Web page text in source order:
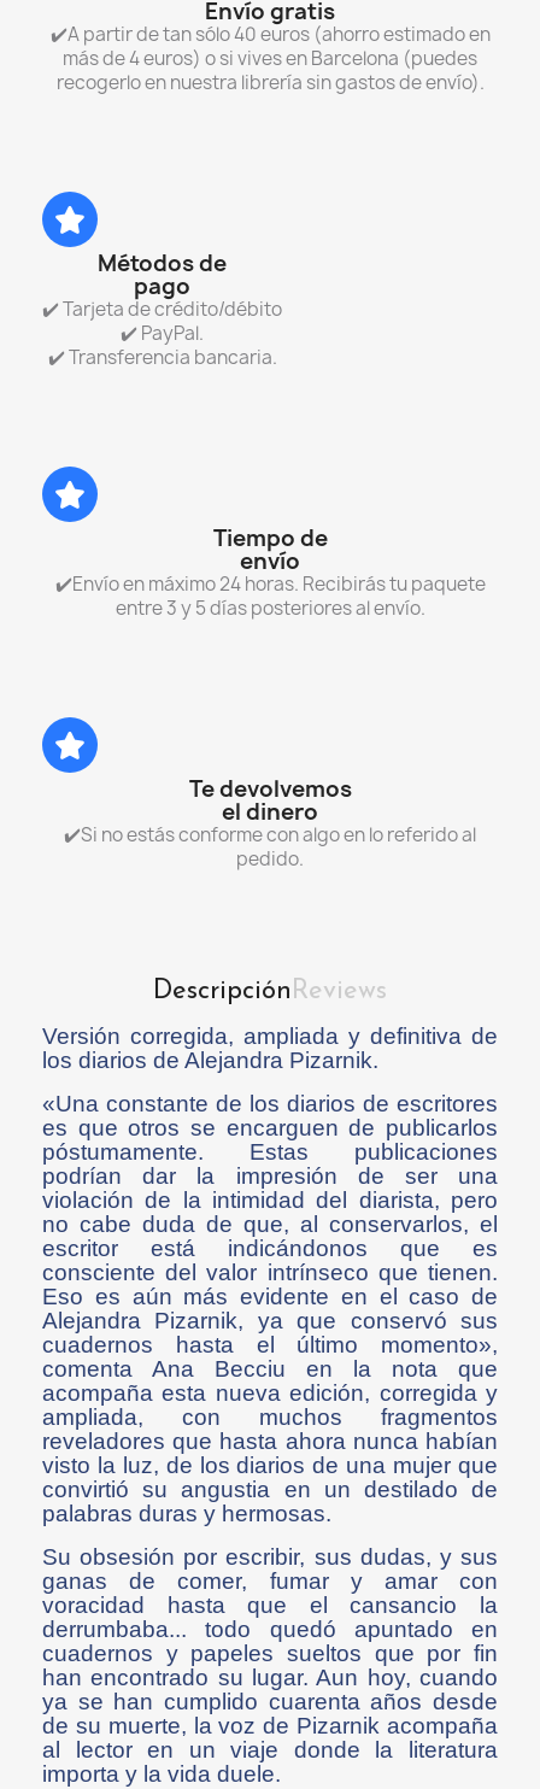
Envío gratis
✔️A partir de tan sólo 40 euros (ahorro estimado en
más de 4 euros) o si vives en Barcelona (puedes
recogerlo en nuestra librería sin gastos de envío).
Métodos de
pago
✔️ Tarjeta de crédito/débito
✔️ PayPal.
✔️ Transferencia bancaria.
Tiempo de
envío
✔️Envío en máximo 24 horas. Recibirás tu paquete
entre 3 y 5 días posteriores al envío.
Te devolvemos
el dinero
✔️Si no estás conforme con algo en lo referido al
pedido.
DescripciónReviews
Versión corregida, ampliada y definitiva de
los diarios de Alejandra Pizarnik.
«Una constante de los diarios de escritores
es que otros se encarguen de publicarlos
póstumamente. Estas publicaciones
podrían dar la impresión de ser una
violación de la intimidad del diarista, pero
no cabe duda de que, al conservarlos, el
escritor está indicándonos que es
consciente del valor intrínseco que tienen.
Eso es aún más evidente en el caso de
Alejandra Pizarnik, ya que conservó sus
cuadernos hasta el último momento»,
comenta Ana Becciu en la nota que
acompaña esta nueva edición, corregida y
ampliada, con muchos fragmentos
reveladores que hasta ahora nunca habían
visto la luz, de los diarios de una mujer que
convirtió su angustia en un destilado de
palabras duras y hermosas.
Su obsesión por escribir, sus dudas, y sus
ganas de comer, fumar y amar con
voracidad hasta que el cansancio la
derrumbaba... todo quedó apuntado en
cuadernos y papeles sueltos que por fin
han encontrado su lugar. Aun hoy, cuando
ya se han cumplido cuarenta años desde
de su muerte, la voz de Pizarnik acompaña
al lector en un viaje donde la literatura
importa y la vida duele.